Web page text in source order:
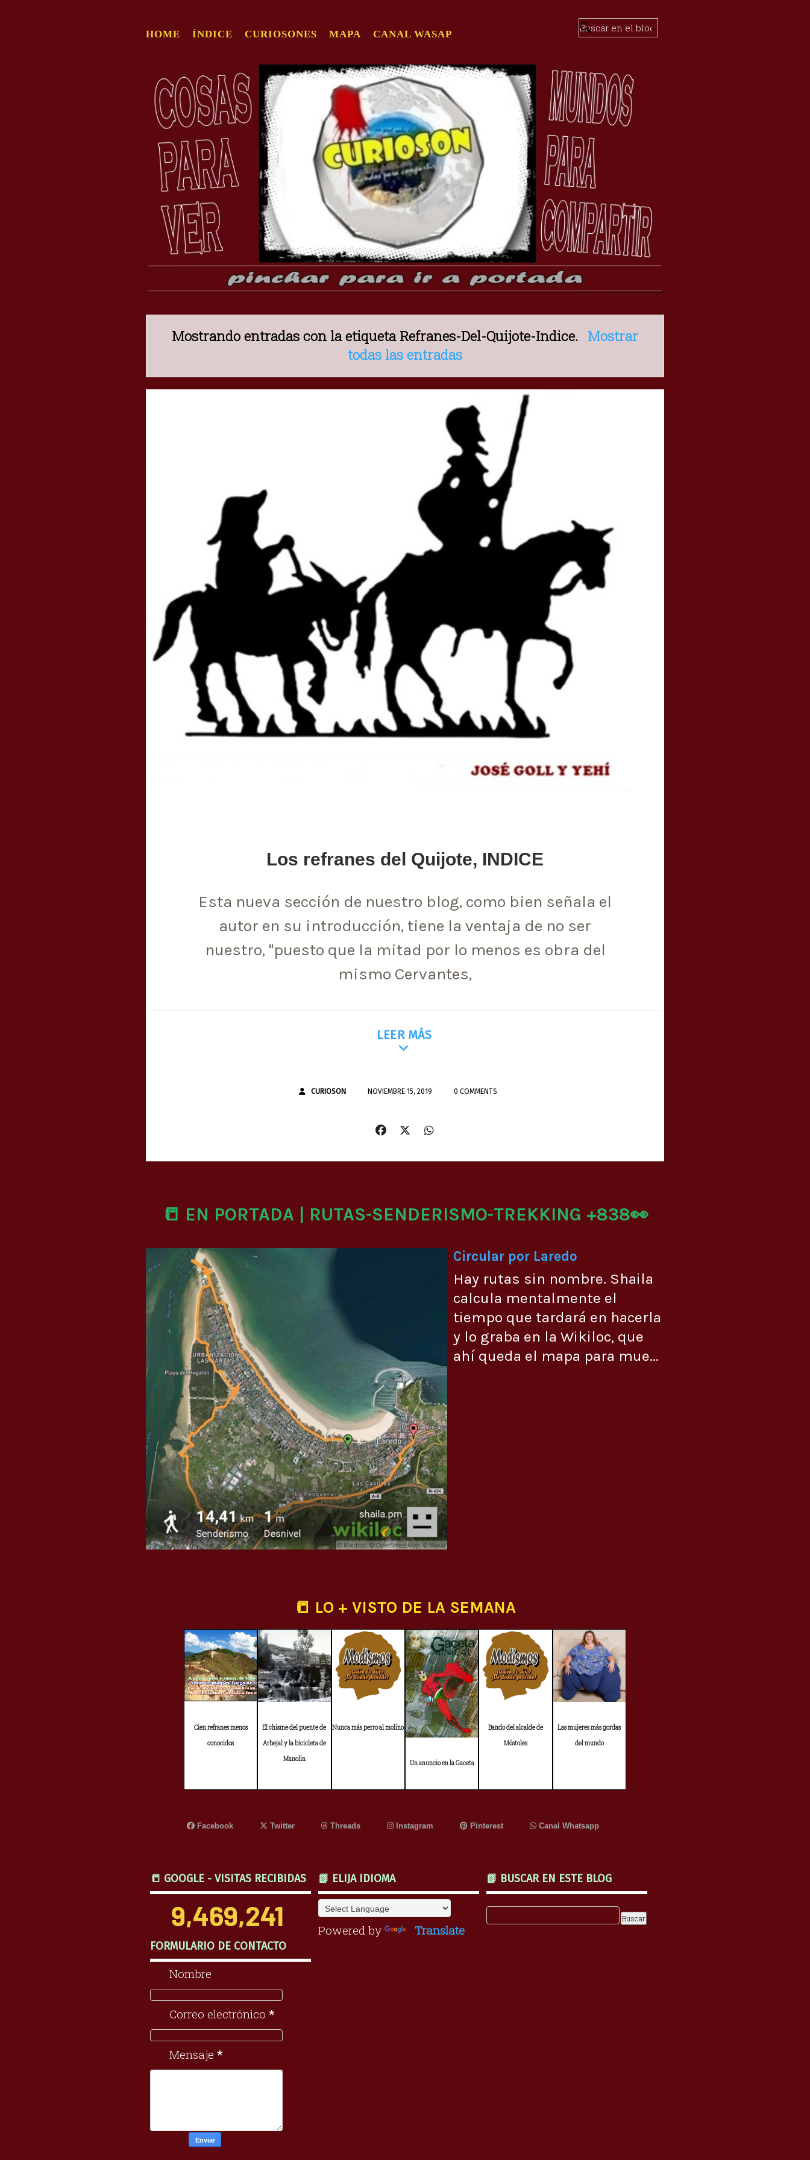
HOME ÍNDICE CURIOSONES MAPA CANAL WASAP
Mostrando entradas con la etiqueta Refranes-Del-Quijote-Indice. Mostrar
todas las entradas
Los refranes del Quijote, INDICE
Esta nueva sección de nuestro blog, como bien señala el
autor en su introducción, tiene la ventaja de no ser
nuestro, "puesto que la mitad por lo menos es obra del
mismo Cervantes,
LEER MÁS
CURIOSON NOVIEMBRE 15, 2019 0 COMMENTS
📒 EN PORTADA | RUTAS-SENDERISMO-TREKKING +838👀
Circular por Laredo
Hay rutas sin nombre. Shaila
calcula mentalmente el
tiempo que tardará en hacerla
y lo graba en la Wikiloc, que
ahí queda el mapa para mue...
📒 LO + VISTO DE LA SEMANA
Cien refranes menos
conocidos
El chisme del puente de
Arbejal y la bicicleta de
Manolín
Nunca más perro al molino
Un anuncio en la Gaceta
Bando del alcalde de
Móstoles
Las mujeres más gordas
del mundo
Facebook Twitter Threads Instagram Pinterest Canal Whatsapp
📒 GOOGLE - VISITAS RECIBIDAS
9,469,241
FORMULARIO DE CONTACTO
Nombre
Correo electrónico *
Mensaje *
📗 ELIJA IDIOMA
Powered by Translate
📗 BUSCAR EN ESTE BLOG